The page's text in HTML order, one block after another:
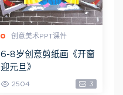
创意美术PPT课件
6-8岁创意剪纸画《开窗
迎元旦》
2504 3